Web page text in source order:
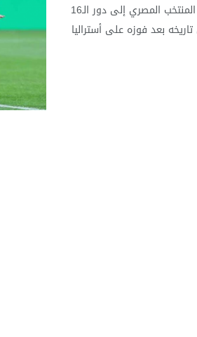
القاهرة (زمان التركية)_ تأهل المنتخب المصري إلى دور الـ16
بعد فوزه على أستراليا